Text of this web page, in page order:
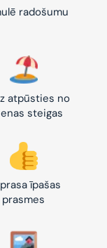
radošumu
atpūsties no
steigas
īpašas
prasmes